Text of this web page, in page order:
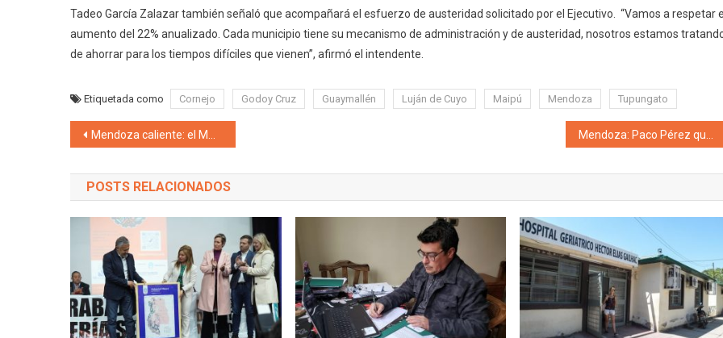
Tadeo García Zalazar también señaló que acompañará el esfuerzo de austeridad solicitado por el Ejecutivo. “Vamos a respetar el
aumento del 22% anualizado. Cada municipio tiene su mecanismo de administración y de austeridad, nosotros estamos
de ahorrar para los tiempos difíciles que vienen”, afirmó el intendente.
Etiquetada como Cornejo Godoy Cruz Guaymallén Luján de Cuyo Maipú Mendoza Tupungato
Navegación de entradas
Mendoza caliente: el MST-NI se suma al paro del lunes 4 y repudia el ajuste «más grande de la década»
POSTS RELACIONADOS